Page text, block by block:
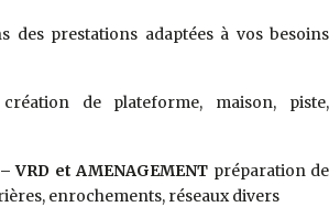
des prestations adaptées à vos besoins
de plateforme, maison, piste,
VRD et AMENAGEMENT préparation de
enrochements, réseaux divers